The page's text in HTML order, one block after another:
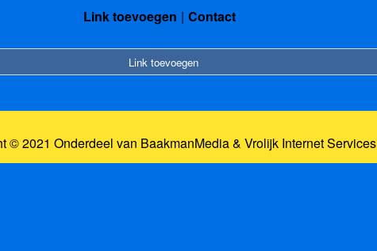
Link toevoegen Contact
Link toevoegen
© 2021 Onderdeel van BaakmanMedia& Vrolijk Internet Services